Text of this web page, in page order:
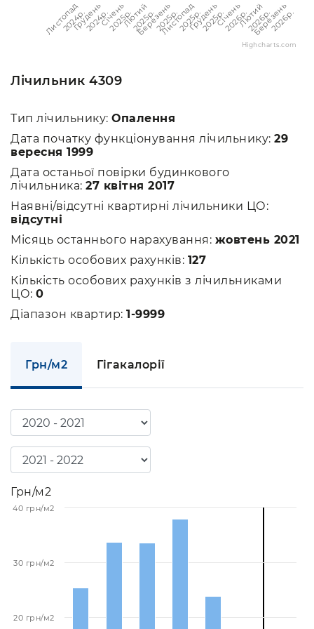
Листопад
2024p.
Грудень
2024p.Січень
2025p.Лютий
2025p.
Березень
2025p.
Листопад
2025p.
Грудень
2025p.Січень
2026p.Лютий
2026p.
Березень
2026p.
Highcharts.com
Лічильник 4309
Тип лічильнику: Опалення
Дата початку функціонування лічильнику: 29
вересня 1999
Дата останьої повірки будинкового
лічильника: 27 квітня 2017
Наявні/відсутні квартирні лічильники ЦО:
відсутні
Місяць останнього нарахування: жовтень 2021
Кількість особових рахунків: 127
Кількість особових рахунків з лічильниками
ЦО: 0
Діапазон квартир: 1-9999
Грн/м2 Гігакалорії
Грн/м2
20 грн/м2
30 грн/м2
40 грн/м2